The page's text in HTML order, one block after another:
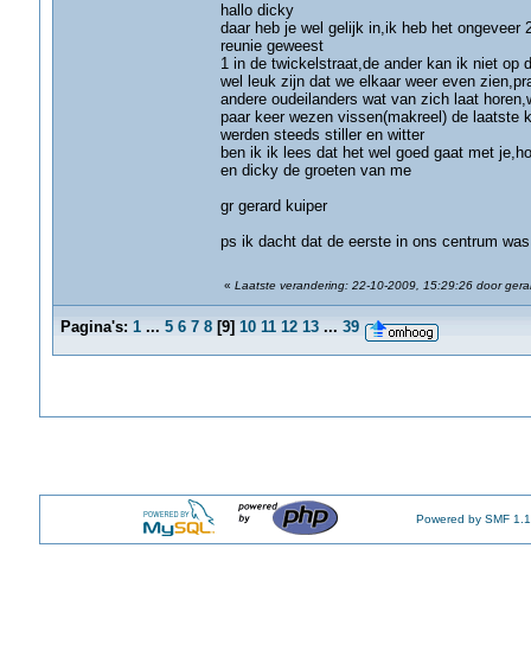
hallo dicky
daar heb je wel gelijk in,ik heb het ongeveer
reunie geweest
1 in de twickelstraat,de ander kan ik niet op
wel leuk zijn dat we elkaar weer even
andere oudeilanders wat van zich laat
paar keer wezen vissen(makreel) de laatste
werden steeds stiller en witter
ben ik ik lees dat het wel goed gaat met
en dicky de groeten van me
gr gerard kuiper
ps ik dacht dat de eerste in ons centrum was
« Laatste verandering: 22-10-2009, 15:29:26 door
Pagina's: 1 ... 5 6 7 8[9] 10 11 12 13 ... 39
Powered by SMF